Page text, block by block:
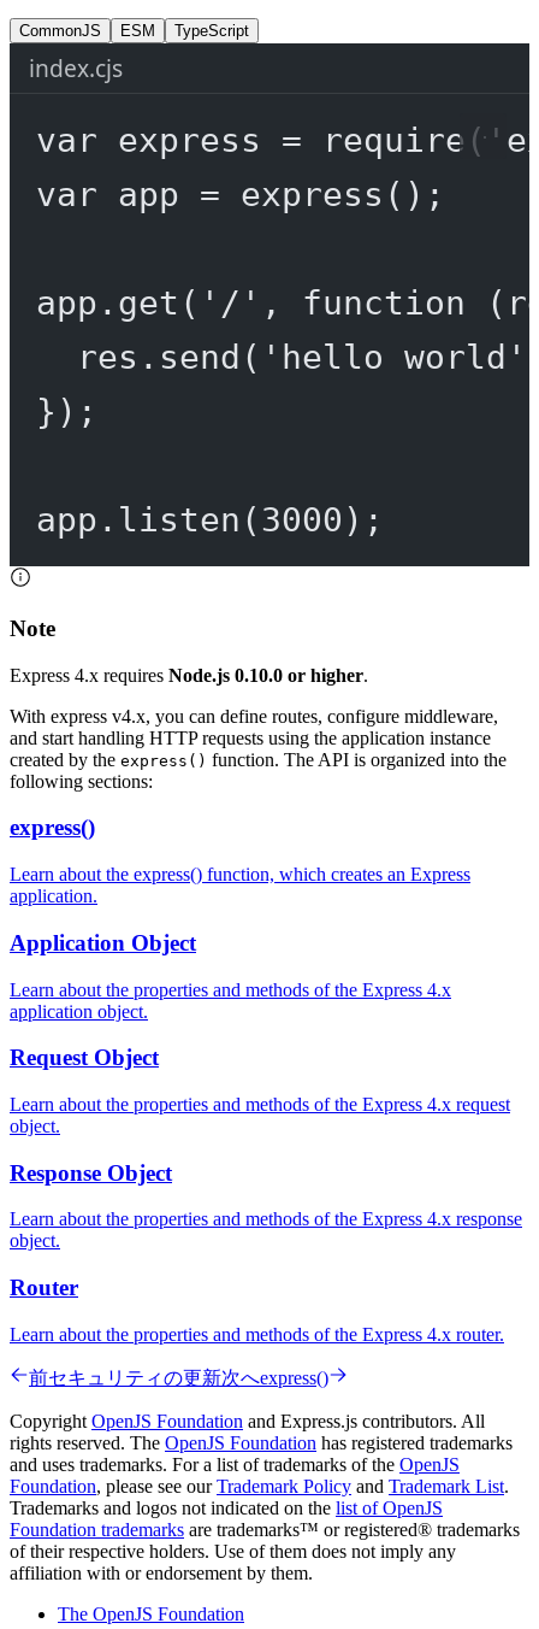
CommonJS ESM TypeScript
index.cjs
var express = require (
var app = express ();
app. get ( '/' , function (
res. send ( 'hello world'
});
app. listen (3000 );
Note
Express 4.x requires Node.js 0.10.0 or higher.
With express v4.x, you can define routes, configure middleware,
and start handling HTTP requests using the application instance
created by the express() function. The API is organized into the
following sections:
express()
Learn about the express() function, which creates an Express
application.
Application Object
Learn about the properties and methods of the Express 4.x
application object.
Request Object
Learn about the properties and methods of the Express 4.x request
object.
Response Object
Learn about the properties and methods of the Express 4.x response
object.
Router
Learn about the properties and methods of the Express 4.x router.
前セキュリティの更新次へexpress()
Copyright OpenJS Foundation and Express.js contributors. All
rights reserved. The OpenJS Foundation has registered trademarks
and uses trademarks. For a list of trademarks of the OpenJS
Foundation, please see ourTrademark Policy and Trademark List.
Trademarks and logos not indicated on the list of OpenJS
Foundation trademarks are trademarks™ or registered® trademarks
of their respective holders. Use of them does not imply any
affiliation with or endorsement by them.
The OpenJS Foundation